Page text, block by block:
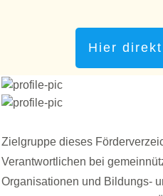
Hier
Zielgruppe dieses
Verantwortlichen bei
Organisationen und Bildungs-